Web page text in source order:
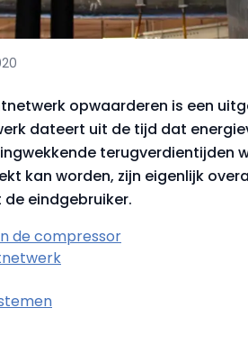
opwaarderen is een
dateert uit de tijd dat
terugverdientijden
kan worden, zijn eigenlijk
eindgebruiker.
de compressor